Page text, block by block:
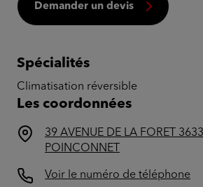
Demander un devis
Spécialités
Climatisation réversible
Les coordonnées
39 AVENUE DE LA FORET
POINCONNET
Voir le numéro de téléphone